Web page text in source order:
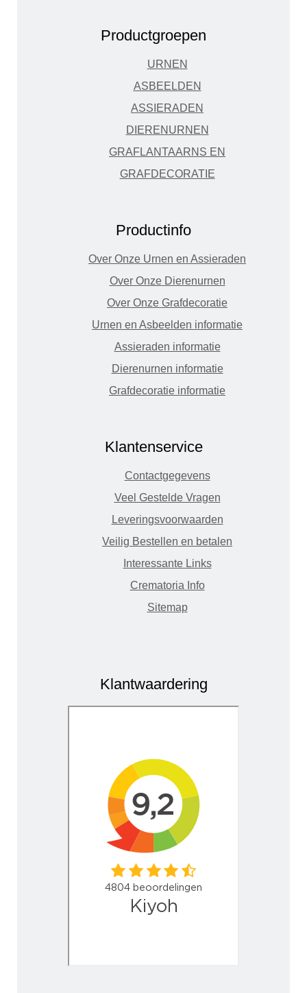
Productgroepen
URNEN
ASBEELDEN
ASSIERADEN
DIERENURNEN
GRAFLANTAARNS EN
GRAFDECORATIE
Productinfo
Over Onze Urnen en Assieraden
Over Onze Dierenurnen
Over Onze Grafdecoratie
Urnen en Asbeelden informatie
Assieraden informatie
Dierenurnen informatie
Grafdecoratie informatie
Klantenservice
Contactgegevens
Veel Gestelde Vragen
Leveringsvoorwaarden
Veilig Bestellen en betalen
Interessante Links
Crematoria Info
Sitemap
Klantwaardering